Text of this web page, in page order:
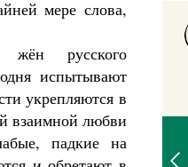
мере слова,
жён русского
испытывают
укрепляются в
взаимной любви
падкие на